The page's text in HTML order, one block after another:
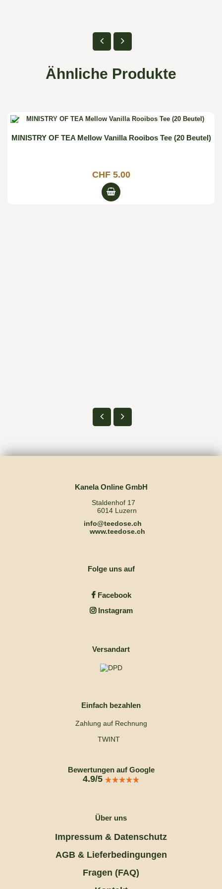
Ähnliche Produkte

MINISTRY OF TEA Mellow Vanilla Rooibos Tee (20 Beutel)
CHF 5.00
Kanela Online GmbH
Staldenhof 17
6014 Luzern
info@teedose.ch
www.teedose.ch
Folge uns auf
Facebook
Instagram
Versandart
Einfach bezahlen
Zahlung auf Rechnung
TWINT
Bewertungen auf Google
4.9/5
Über uns
Impressum & Datenschutz
AGB & Lieferbedingungen
Fragen (FAQ)